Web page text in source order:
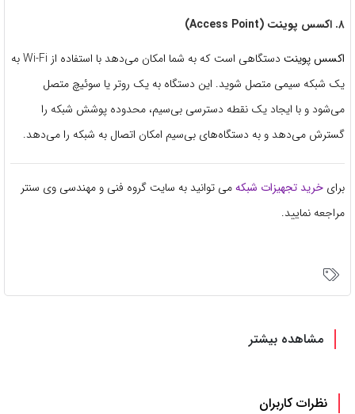
۸. اکسس پوینت (Access Point)
اکسس پوینت
دستگاهی است که به شما امکان می‌دهد با استفاده از Wi-Fi به
یک شبکه سیمی متصل شوید. این دستگاه به یک روتر یا سوئیچ متصل
می‌شود و با ایجاد یک نقطه دسترسی بی‌سیم، محدوده پوشش شبکه را
گسترش می‌دهد و به دستگاه‌های بی‌سیم امکان اتصال به شبکه را می‌دهد.
برای خرید تجهیزات شبکهمی توانید به سایت گروه فنی و مهندسی وی سنتر
مراجعه نمایید.
مشاهده بیشتر
نظرات کاربران